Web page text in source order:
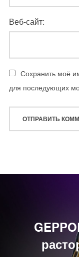
Веб-сайт:
Сохранить моё
для последующих
записям